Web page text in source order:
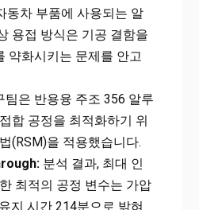
동차 부품에 사용되는 알
용접 방식은 기공 결함을
약화시키는 문제를 안고
은 반용융 주조 356 알루
합 공정을 최적화하기 위
(RSM)을 적용했습니다.
분석 결과, 최대 인
최적의 공정 변수는 가압
지 시간 214분으로 밝혀